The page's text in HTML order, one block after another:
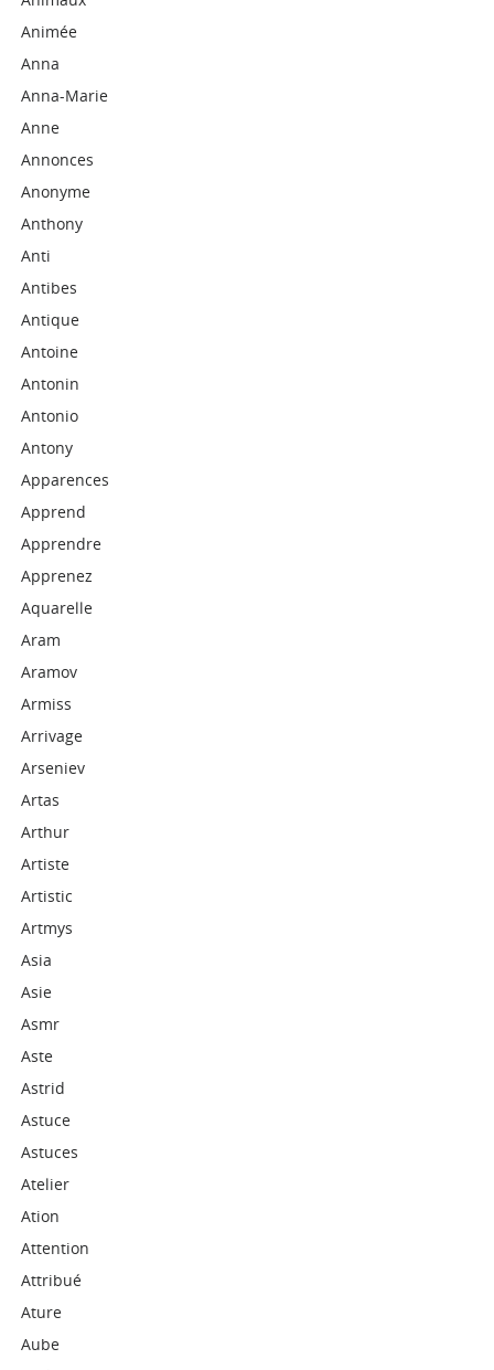
Animée
Anna
Anna-Marie
Anne
Annonces
Anonyme
Anthony
Anti
Antibes
Antique
Antoine
Antonin
Antonio
Antony
Apparences
Apprend
Apprendre
Apprenez
Aquarelle
Aram
Aramov
Armiss
Arrivage
Arseniev
Artas
Arthur
Artiste
Artistic
Artmys
Asia
Asie
Asmr
Aste
Astrid
Astuce
Astuces
Atelier
Ation
Attention
Attribué
Ature
Aube